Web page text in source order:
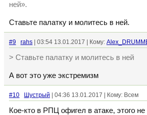
ней».
Ставьте палатку и молитесь в ней.
#9 rahs | 03:54 13.01.2017 | Кому:
> Ставьте палатку и молитесь в ней
А вот это уже экстремизм
#10 Шустрый | 04:36 13.01.2017 | Кому: Всем
Кое-кто в РПЦ офигел в атаке, этого не